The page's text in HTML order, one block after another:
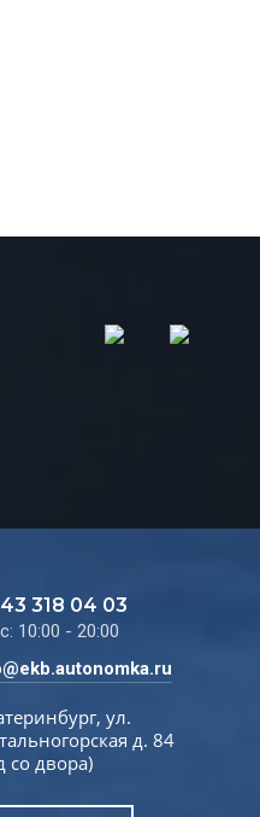
318 04 03
10:00 - 20:00
ул.
д. 84
со двора)